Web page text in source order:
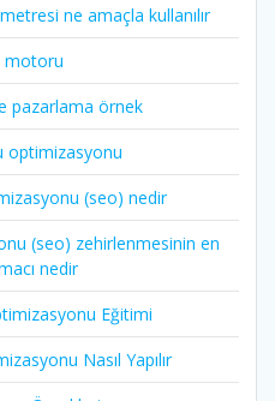
ne amaçla kullanılır
motoru
pazarlama örnek
optimizasyonu
(seo) nedir
(seo) zehirlenmesinin en
nedir
Eğitimi
Nasıl Yapılır